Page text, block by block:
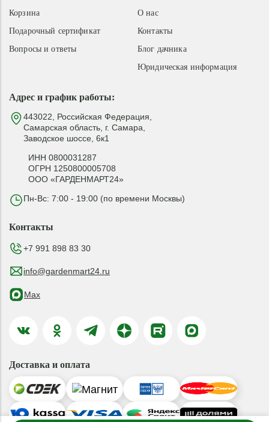
Адрес и график работы:
443022, Российская Федерация,
Самарская область, г. Самара,
Заводское шоссе, 6к1
ИНН 0800031287
ОГРН 1250800005708
ООО «ГАРДЕНМАРТ24»
Пн-Вс: 7:00 - 19:00 (по времени Москвы)
О нас
Контакты
Блог дачника
Юридическая информация
Корзина
Подарочный сертификат
Вопросы и ответы
Контакты
+7 991 898 83 30
info@gardenmart24.ru
Max
Доставка и оплата